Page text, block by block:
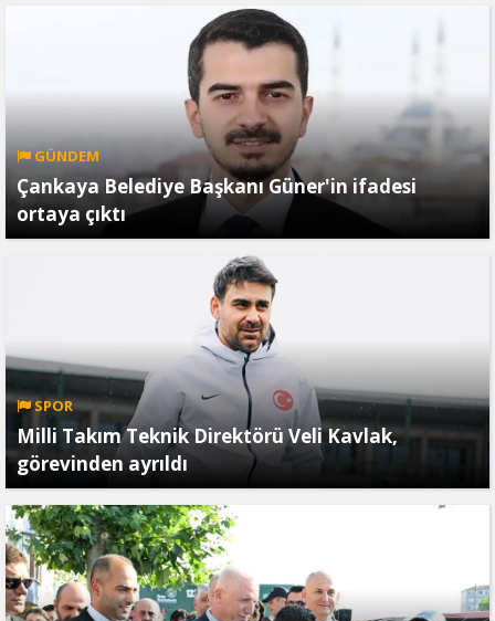
GÜNDEM
Çankaya Belediye Başkanı Güner'in ifadesi
ortaya çıktı
SPOR
Milli Takım Teknik Direktörü Veli Kavlak,
görevinden ayrıldı